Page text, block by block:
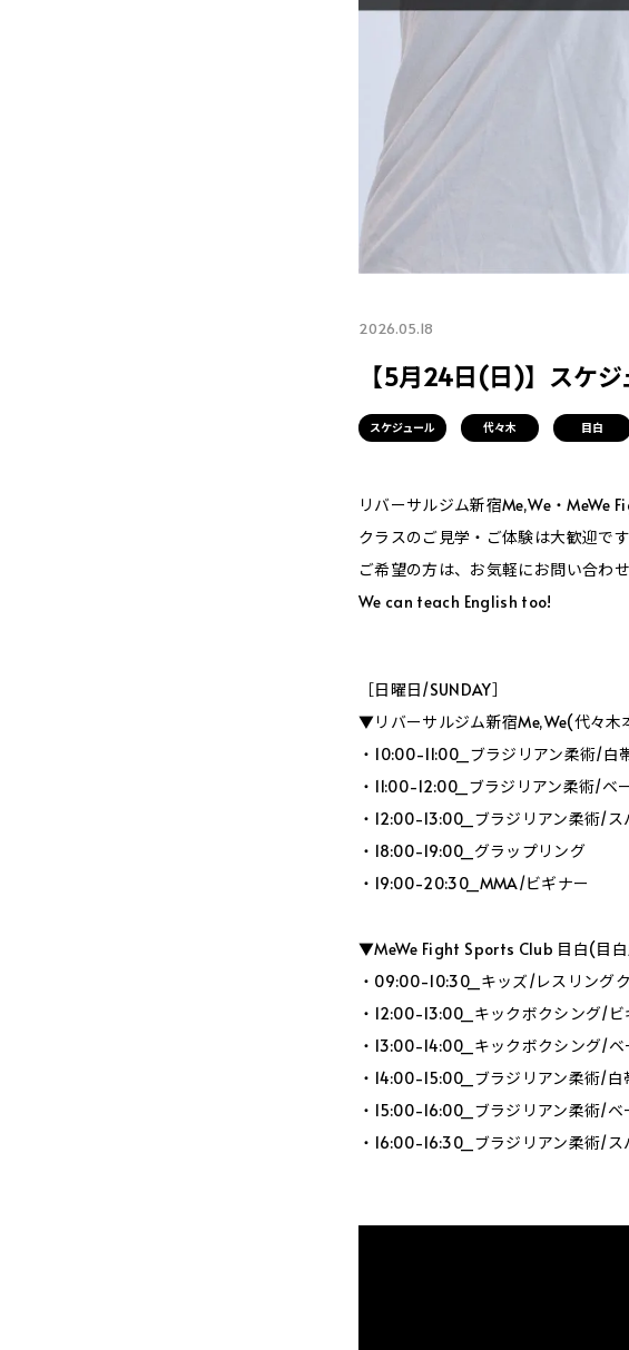
2026.05.18
【5月24日(日)】スケ
スケジュール 代々木 目白
リバーサルジム新宿Me,We・MeWe
クラスのご見学・ご体験は大歓迎です
ご希望の方は、お気軽にお問い合わ
We can teach English too!
［日曜日/SUNDAY］
▼リバーサルジム新宿Me,We(代々木
・10:00-11:00_ブラジリアン柔術/白
・11:00-12:00_ブラジリアン柔術/ベ
・12:00-13:00_ブラジリアン柔術/ス
・18:00-19:00_グラップリング
・19:00-20:30_MMA/ビギナー
▼MeWe Fight Sports Club 目白(目
・09:00-10:30_キッズ/レスリング
・12:00-13:00_キックボクシング/ビ
・13:00-14:00_キックボクシング/ベ
・14:00-15:00_ブラジリアン柔術/白
・15:00-16:00_ブラジリアン柔術/ベ
・16:00-16:30_ブラジリアン柔術/ス